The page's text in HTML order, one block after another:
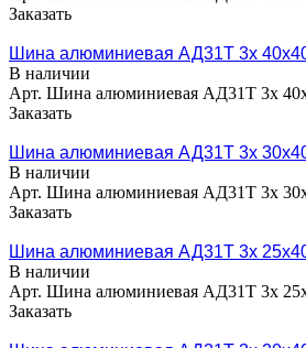
Заказать
Шина алюминиевая АД31Т 3х
В наличии
Арт. Шина алюминиевая АД31Т 3х
Заказать
Шина алюминиевая АД31Т 3х
В наличии
Арт. Шина алюминиевая АД31Т 3х
Заказать
Шина алюминиевая АД31Т 3х
В наличии
Арт. Шина алюминиевая АД31Т 3х
Заказать